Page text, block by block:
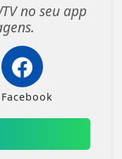
no seu app
Facebook